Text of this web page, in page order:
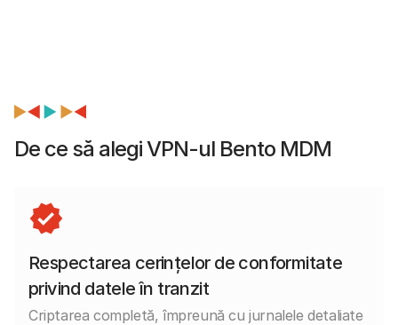
De ce să alegi VPN-ul Bento MDM
Respectarea cerințelor de conformitate
privind datele în tranzit
Criptarea completă, împreună cu jurnalele detaliate